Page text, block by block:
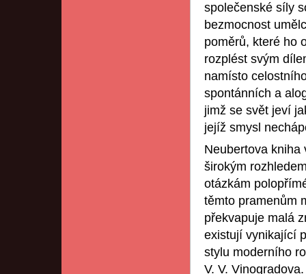
společenské síly
bezmocnost
poměrů, které ho
rozplést svým
namísto
spontánních a
jimž se svět jeví
jejíž smysl
Neubertova kniha
širokým
otázkám
těmto pramenům
překvapuje malá
existují vynikající
stylu moderního
V. V. Vinogradova.